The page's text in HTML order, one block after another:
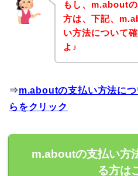
もし、m.about
方は、下記、
い方法について
よ♪
⇒m.aboutの支払い方法に
らをクリック
m.aboutの支払い方
る方は